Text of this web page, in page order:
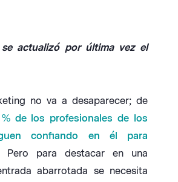
actualizó por última vez el
no va a desaparecer; de
de los profesionales de los
confiando en él para
Pero para destacar en una
abarrotada se necesita